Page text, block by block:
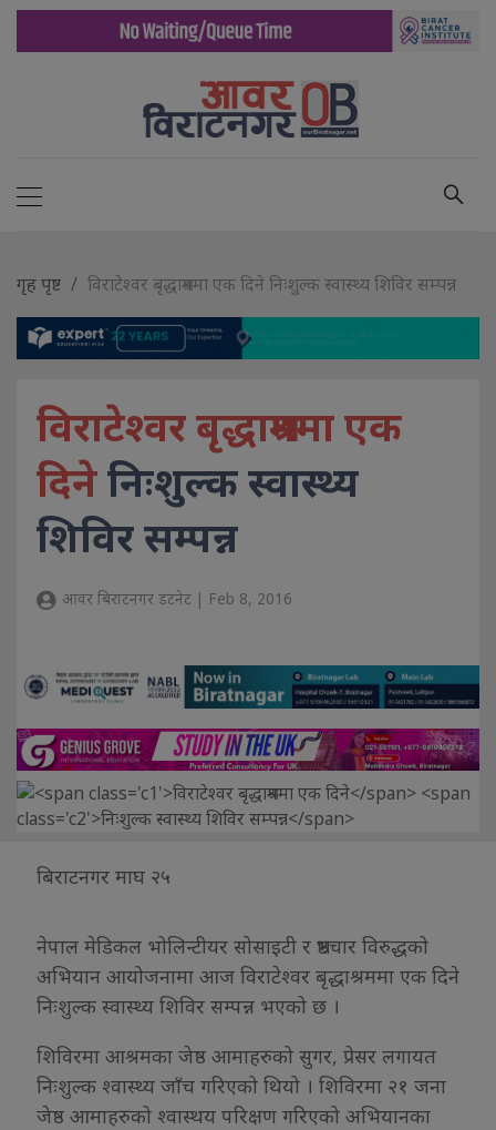
गृह पृष्ट विराटेश्वर बृद्धाश्रममा एक दिने निःशुल्क स्वास्थ्य शिविर सम्पन्न
विराटेश्वर बृद्धाश्रममा एक
दिनेनिःशुल्क स्वास्थ्य
शिविर सम्पन्न
आवर बिराटनगर डटनेट | Feb 8, 2016
बिराटनगर माघ २५
नेपाल मेडिकल भोलिन्टीयर सोसाइटी र भ्रष्टचार विरुद्धको
अभियान आयोजनामा आज विराटेश्वर बृद्धाश्रममा एक दिने
निःशुल्क स्वास्थ्य शिविर सम्पन्न भएको छ ।
शिविरमा आश्रमका जेष्ठ आमाहरुको सुगर, प्रेसर लगायत
निःशुल्क श्वास्थ्य जाँच गरिएको थियो । शिविरमा २१ जना
जेष्ठ आमाहरुको श्वास्थय परिक्षण गरिएको अभियानका